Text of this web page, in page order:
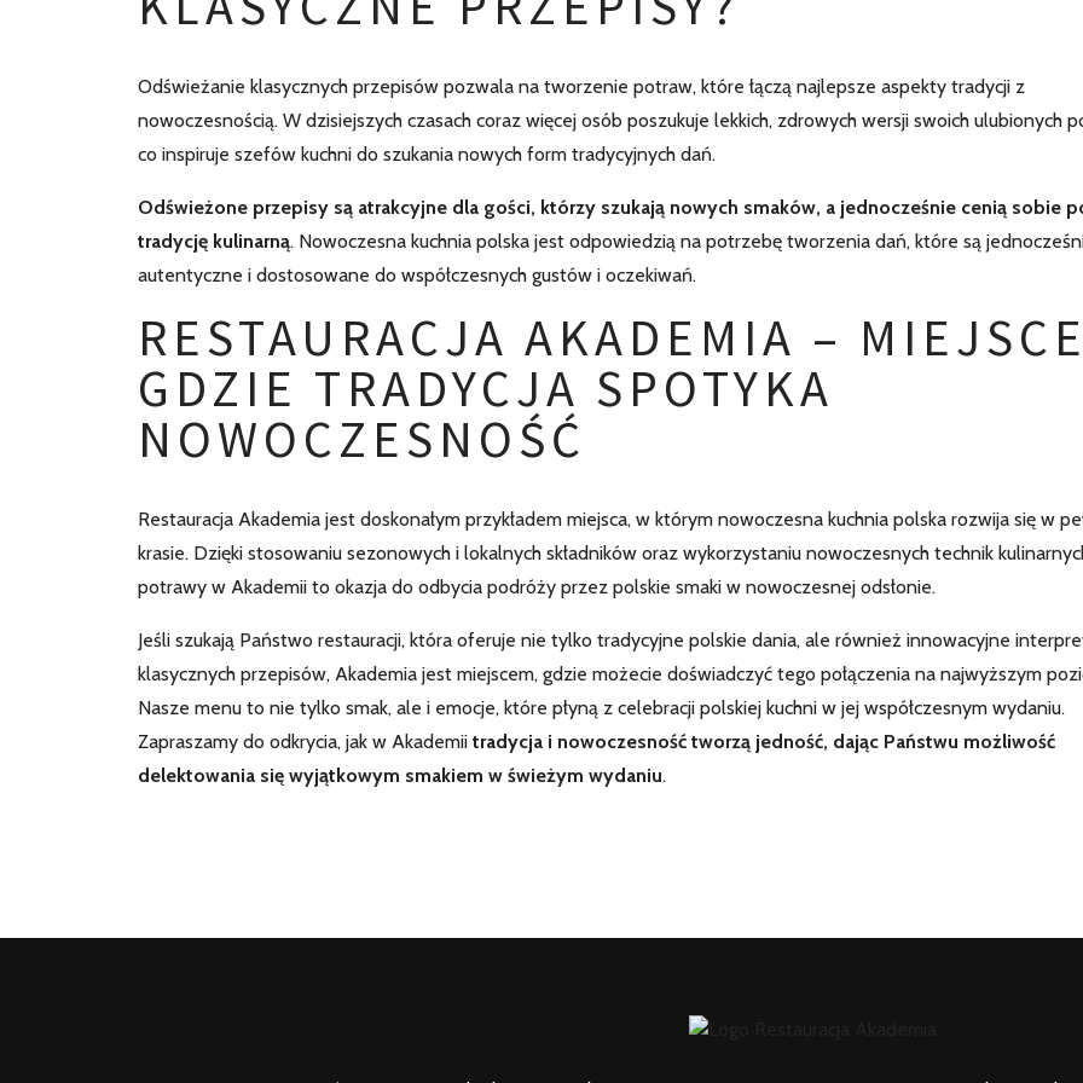
Odświeżanie klasycznych przepisów pozwala na tworzenie potraw, które łączą najlepsze aspekty tradycji z
nowoczesnością. W dzisiejszych czasach coraz więcej osób poszukuje lekkich, zdrowych wersji swoich ulubionych
co inspiruje szefów kuchni do szukania nowych form tradycyjnych dań.
Odświeżone przepisy są atrakcyjne dla gości, którzy szukają nowych smaków, a jednocześnie cenią sobie
tradycję kulinarną. Nowoczesna kuchnia polska jest odpowiedzią na potrzebę tworzenia dań, które są
autentyczne i dostosowane do współczesnych gustów i oczekiwań.
RESTAURACJA AKADEMIA –
GDZIE TRADYCJA SPOTYKA
NOWOCZESNOŚĆ
Restauracja Akademia jest doskonałym przykładem miejsca, w którym nowoczesna kuchnia polska rozwija się w
krasie. Dzięki stosowaniu sezonowych i lokalnych składników oraz wykorzystaniu nowoczesnych technik
potrawy w Akademii to okazja do odbycia podróży przez polskie smaki w nowoczesnej odsłonie.
Jeśli szukają Państwo restauracji, która oferuje nie tylko tradycyjne polskie dania, ale również innowacyjne
klasycznych przepisów, Akademia jest miejscem, gdzie możecie doświadczyć tego połączenia na najwyższym
Nasze menu to nie tylko smak, ale i emocje, które płyną z celebracji polskiej kuchni w jej współczesnym wydaniu.
Zapraszamy do odkrycia, jak w Akademii tradycja i nowoczesność tworzą jedność, dając Państwu możliwość
delektowania się wyjątkowym smakiem w świeżym wydaniu.